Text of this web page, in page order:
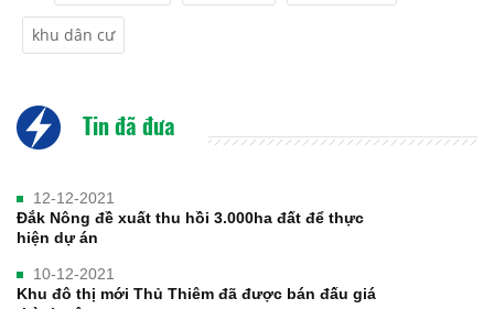
khu dân cư
Tin đã đưa
12-12-2021
Đắk Nông đề xuất thu hồi 3.000ha đất để thực
hiện dự án
10-12-2021
Khu đô thị mới Thủ Thiêm đã được bán đấu giá